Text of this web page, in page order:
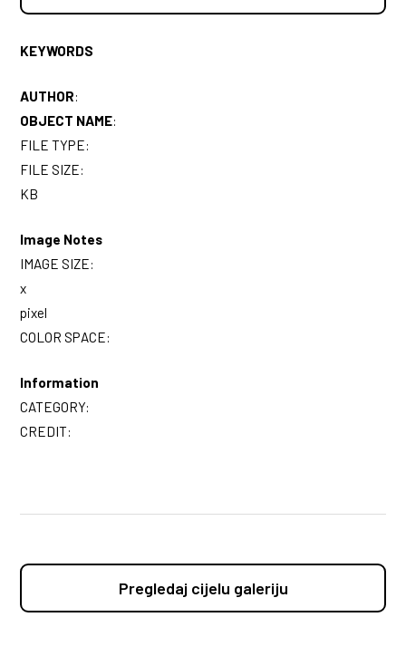
KEYWORDS
AUTHOR:
OBJECT NAME:
FILE TYPE:
FILE SIZE:
KB
Image Notes
IMAGE SIZE:
x
pixel
COLOR SPACE:
Information
CATEGORY:
CREDIT:
Pregledaj cijelu galeriju